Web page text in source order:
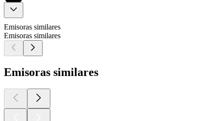
Emisoras similares
Emisoras similares
Emisoras similares